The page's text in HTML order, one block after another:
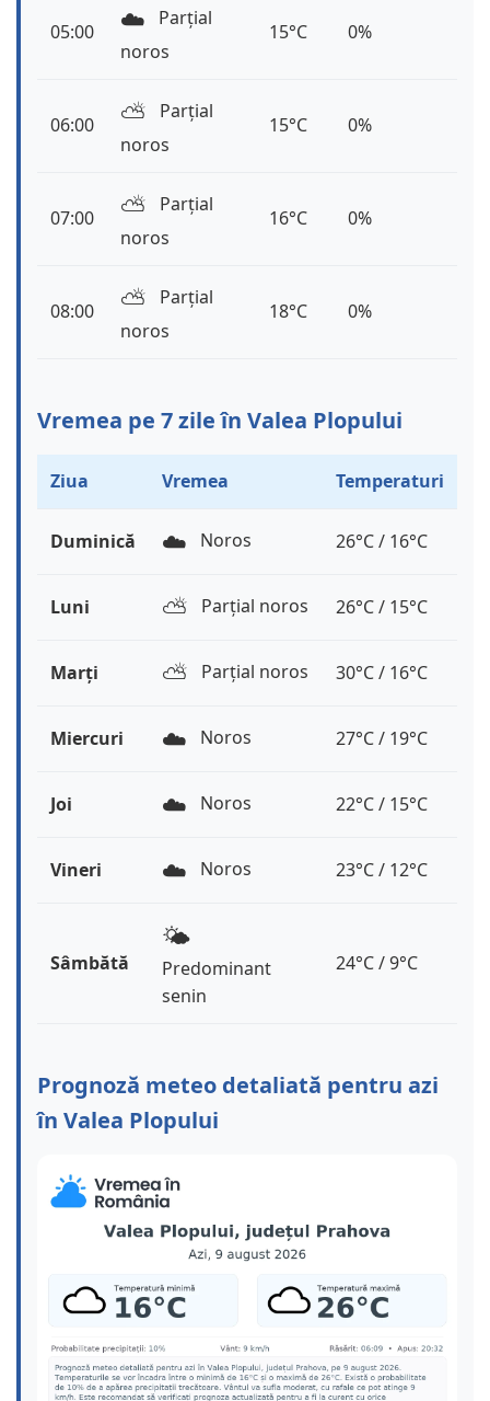
05:00 ☁️
Parțial
noros
15°C 0%
06:00 ⛅️
Parțial
noros
15°C 0%
07:00 ⛅️
Parțial
noros
16°C 0%
08:00 ⛅️
Parțial
noros
18°C 0%
Vremea pe 7 zile în Valea Plopului
Ziua Vremea Temperaturi
Duminică ☁️ Noros 26°C / 16°C
Luni ⛅️ Parțial noros 26°C / 15°C
Marți ⛅️ Parțial noros 30°C / 16°C
Miercuri ☁️ Noros 27°C / 19°C
Joi ☁️ Noros 22°C / 15°C
Vineri ☁️ Noros 23°C / 12°C
Sâmbătă
🌤️
Predominant
senin
24°C / 9°C
Prognoză meteo detaliată pentru azi
în Valea Plopului